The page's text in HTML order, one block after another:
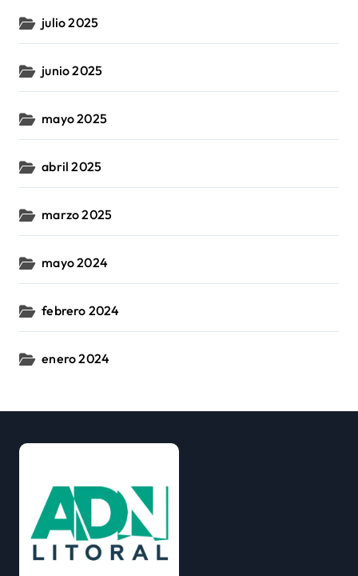
julio 2025
junio 2025
mayo 2025
abril 2025
marzo 2025
mayo 2024
febrero 2024
enero 2024